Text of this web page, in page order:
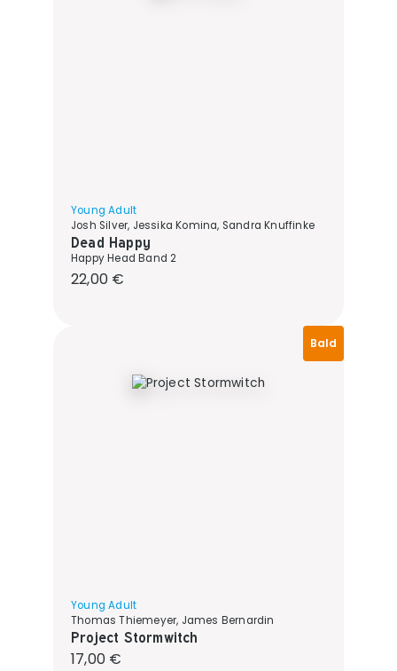
Young Adult
Josh Silver, Jessika Komina, Sandra Knuffinke
Dead Happy
Happy Head Band 2
Regulärer Preis:
22,00 €
Bald
Young Adult
Thomas Thiemeyer, James Bernardin
Project Stormwitch
Regulärer Preis:
17,00 €